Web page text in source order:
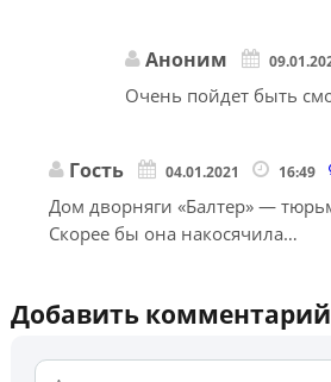
Аноним
Очень пойдет быть
Гость 04.01.2021 16:49
Дом дворняги «Балтер» —
Скорее бы она накосячила…
Добавить комментарий